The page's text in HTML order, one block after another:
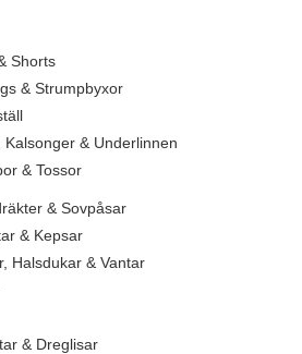
Shorts
& Strumpbyxor
Kalsonger & Underlinnen
& Tossor
& Sovpåsar
& Kepsar
Halsdukar & Vantar
& Dreglisar